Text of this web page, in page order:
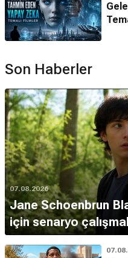
Son Haberler
07.08.2026
Jane Schoenbrun
için senaryo